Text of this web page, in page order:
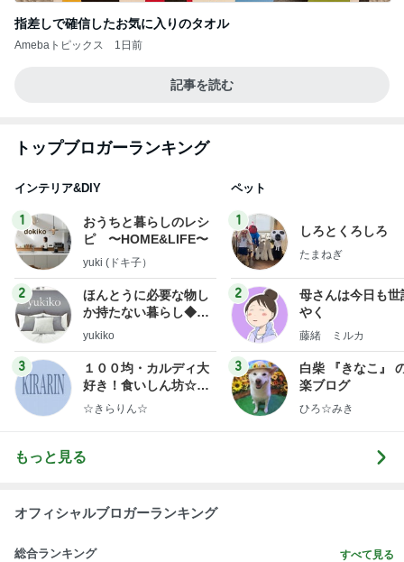
指差しで確信したお気に入りのタオル
Amebaトピックス 1日前
記事を読む
トップブロガーランキング
インテリア&DIY
1
おうちと暮らしのレシ
ピ 〜HOME&LIFE〜
yuki (ドキ子）
2
ほんとうに必要な物し
か持たない暮らし◆Ke
ep Life Simple◆〜イ
yukiko
3
１００均・カルディ大
好き！食いしん坊☆き
らりん☆のブログ
☆きらりん☆
ペット
1
しろとくろしろ
たまねぎ
2
母さんは今日も世
やく
藤緒 ミルカ
3
白柴 『きなこ』
楽ブログ
ひろ☆みき
もっと見る
オフィシャルブロガーランキング
総合ランキング すべて見る